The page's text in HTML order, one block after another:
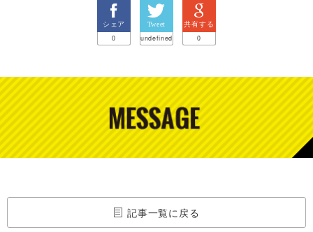
シェア
0
Tweet
undefined
共有する
0
記事一覧に戻る